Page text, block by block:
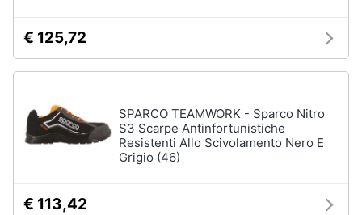
€ 125,72
SPARCO TEAMWORK - Sparco Nitro
S3 Scarpe Antinfortunistiche
Resistenti Allo Scivolamento Nero E
Grigio (46)
€ 113,42